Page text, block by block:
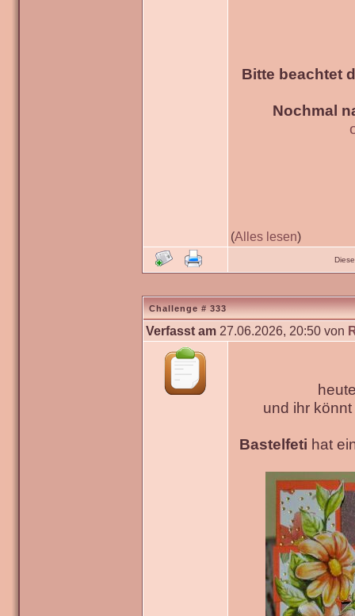
Bitte beachtet
Nochmal
(Alles lesen)
Challenge # 333
Verfasst am 27.06.2026, 20:50 von
und ihr
Bastelfeti hat